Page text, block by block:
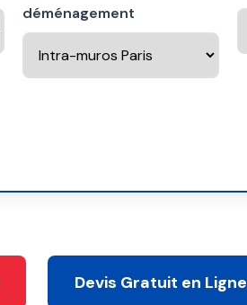
déménagement
Devis Gratuit en Ligne